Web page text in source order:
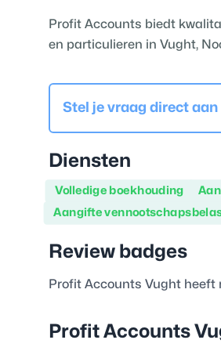
Profit Accounts biedt
en particulieren in Vught,
Stel je vraag direct aan
Diensten
Volledige boekhouding
Aangifte
Review badges
Profit Accounts Vught heeft
Profit Accounts